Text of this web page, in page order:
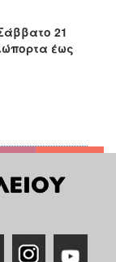
21
έως